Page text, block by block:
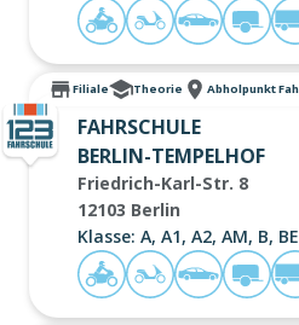
Filiale Theorie Abholpunkt
FAHRSCHULE
BERLIN-TEMPELHOF
Friedrich-Karl-Str. 8
12103 Berlin
Klasse: A, A1, A2, AM, B,